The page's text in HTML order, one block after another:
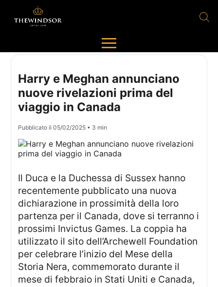
Harry e Meghan annunciano
nuove rivelazioni prima del
viaggio in Canada
Pubblicato il05/02/2025 • 3 min
Il Duca e la Duchessa di Sussex hanno
recentemente pubblicato una nuova
dichiarazione in prossimità della loro
partenza per il Canada, dove si terranno i
prossimi Invictus Games. La coppia ha
utilizzato il sito dell’Archewell Foundation
per celebrare l’inizio del Mese della
Storia Nera, commemorato durante il
mese di febbraio in Stati Uniti e Canada,